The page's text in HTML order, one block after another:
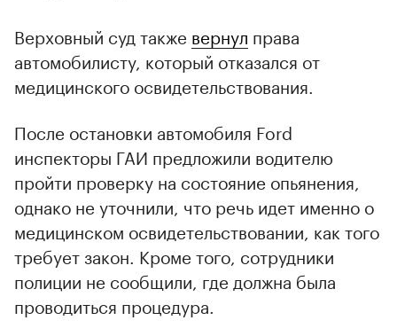
Верховный суд также вернул права
автомобилисту, который отказался от
медицинского освидетельствования.
После остановки автомобиля Ford
инспекторы ГАИ предложили водителю
пройти проверку на состояние опьянения,
однако не уточнили, что речь идет именно о
медицинском освидетельствовании, как того
требует закон. Кроме того, сотрудники
полиции не сообщили, где должна была
проводиться процедура.